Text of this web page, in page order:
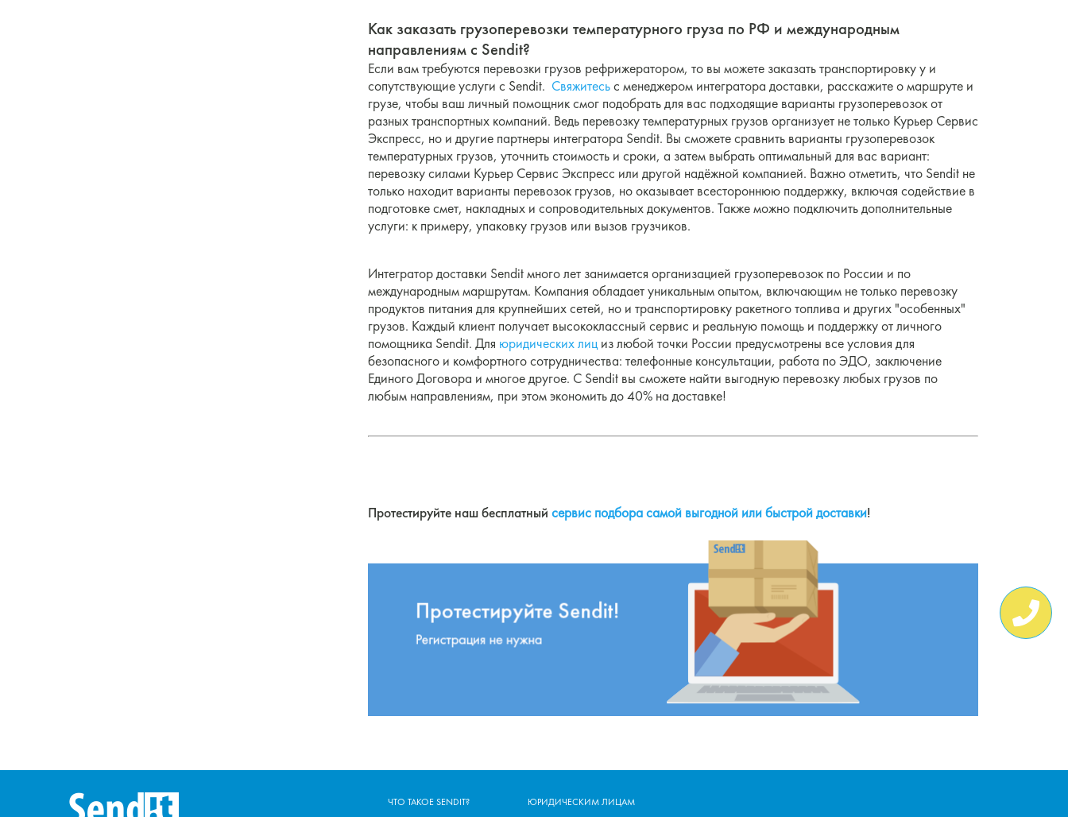
Как заказать грузоперевозки температурного груза по РФ и международным
направлениям с Sendit?
Если вам требуются перевозки грузов рефрижератором, то вы можете заказать транспортировку у и
сопутствующие услуги с Sendit. Свяжитесьс менеджером интегратора доставки, расскажите о маршруте и
грузе, чтобы ваш личный помощник смог подобрать для вас подходящие варианты грузоперевозок от
разных транспортных компаний. Ведь перевозку температурных грузов организует не только Курьер Сервис
Экспресс, но и другие партнеры интегратора Sendit. Вы сможете сравнить варианты грузоперевозок
температурных грузов, уточнить стоимость и сроки, а затем выбрать оптимальный для вас вариант:
перевозку силами Курьер Сервис Экспресс или другой надёжной компанией. Важно отметить, что Sendit не
только находит варианты перевозок грузов, но оказывает всестороннюю поддержку, включая содействие в
подготовке смет, накладных и сопроводительных документов. Также можно подключить дополнительные
услуги: к примеру, упаковку грузов или вызов грузчиков.
Интегратор доставки Sendit много лет занимается организацией грузоперевозок по России и по
международным маршрутам. Компания обладает уникальным опытом, включающим не только перевозку
продуктов питания для крупнейших сетей, но и транспортировку ракетного топлива и других "особенных"
грузов. Каждый клиент получает высококлассный сервис и реальную помощь и поддержку от личного
помощника Sendit. Для юридических лициз любой точки России предусмотрены все условия для
безопасного и комфортного сотрудничества: телефонные консультации, работа по ЭДО, заключение
Единого Договора и многое другое. С Sendit вы сможете найти выгодную перевозку любых грузов по
любым направлениям, при этом экономить до 40% на доставке!
Протестируйте наш бесплатный сервис подбора самой выгодной или быстрой доставки!
ЧТО ТАКОЕ SENDIT? ЮРИДИЧЕСКИМ ЛИЦАМ